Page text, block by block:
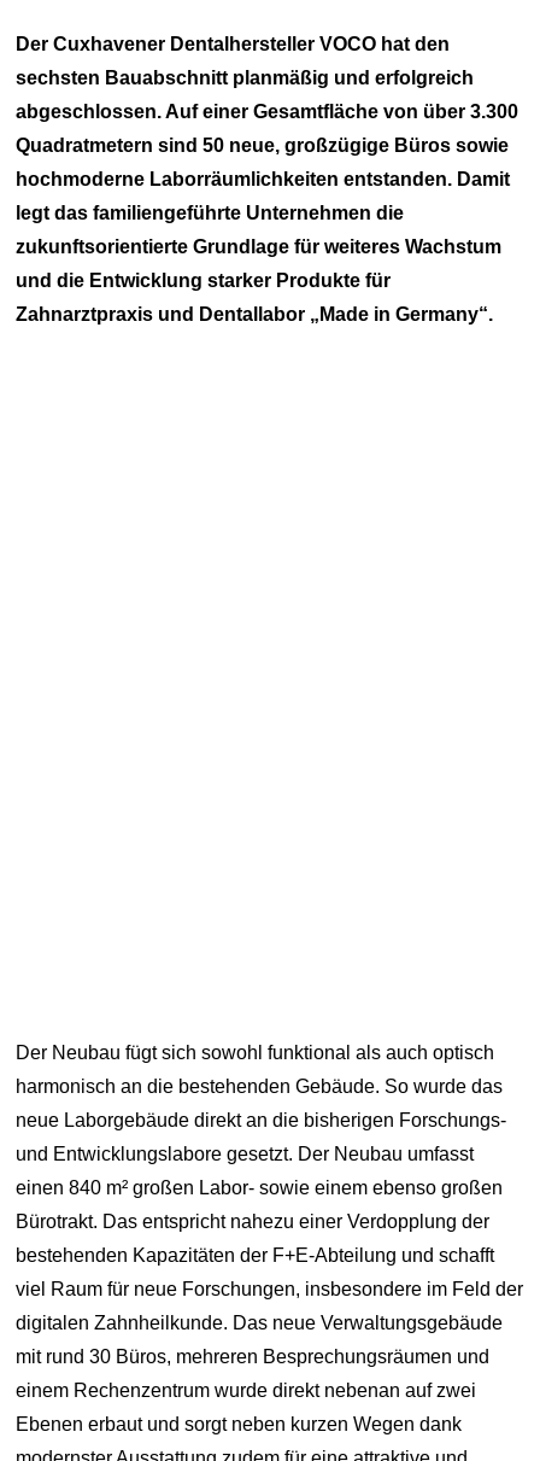
Der Cuxhavener Dentalhersteller VOCO hat den
sechsten Bauabschnitt planmäßig und erfolgreich
abgeschlossen. Auf einer Gesamtfläche von über 3.300
Quadratmetern sind 50 neue, großzügige Büros sowie
hochmoderne Laborräumlichkeiten entstanden. Damit
legt das familiengeführte Unternehmen die
zukunftsorientierte Grundlage für weiteres Wachstum
und die Entwicklung starker Produkte für
Zahnarztpraxis und Dentallabor „Made in Germany“.
Der Neubau fügt sich sowohl funktional als auch optisch
harmonisch an die bestehenden Gebäude. So wurde das
neue Laborgebäude direkt an die bisherigen Forschungs-
und Entwicklungslabore gesetzt. Der Neubau umfasst
einen 840 m² großen Labor- sowie einem ebenso großen
Bürotrakt. Das entspricht nahezu einer Verdopplung der
bestehenden Kapazitäten der F+E-Abteilung und schafft
viel Raum für neue Forschungen, insbesondere im Feld der
digitalen Zahnheilkunde. Das neue Verwaltungsgebäude
mit rund 30 Büros, mehreren Besprechungsräumen und
einem Rechenzentrum wurde direkt nebenan auf zwei
Ebenen erbaut und sorgt neben kurzen Wegen dank